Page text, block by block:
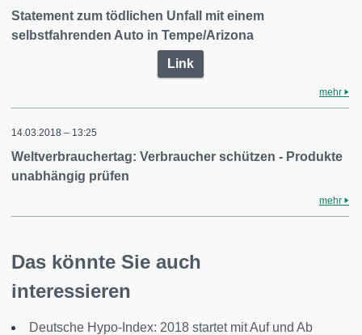
Statement zum tödlichen Unfall mit einem
selbstfahrenden Auto in Tempe/Arizona
Link
mehr
14.03.2018 – 13:25
Weltverbrauchertag: Verbraucher schützen - Produkte
unabhängig prüfen
mehr
Das könnte Sie auch
interessieren
Deutsche Hypo-Index: 2018 startet mit Auf und Ab